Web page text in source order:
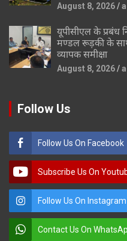
August 8, 2026
यूपीसीएल के प्रबंध
मण्डल रूड़की के
व्यापक समीक्षा
August 8, 2026
Follow Us
Follow Us On Facebook
Subscribe Us On
Follow Us On Instagram
Contact Us On